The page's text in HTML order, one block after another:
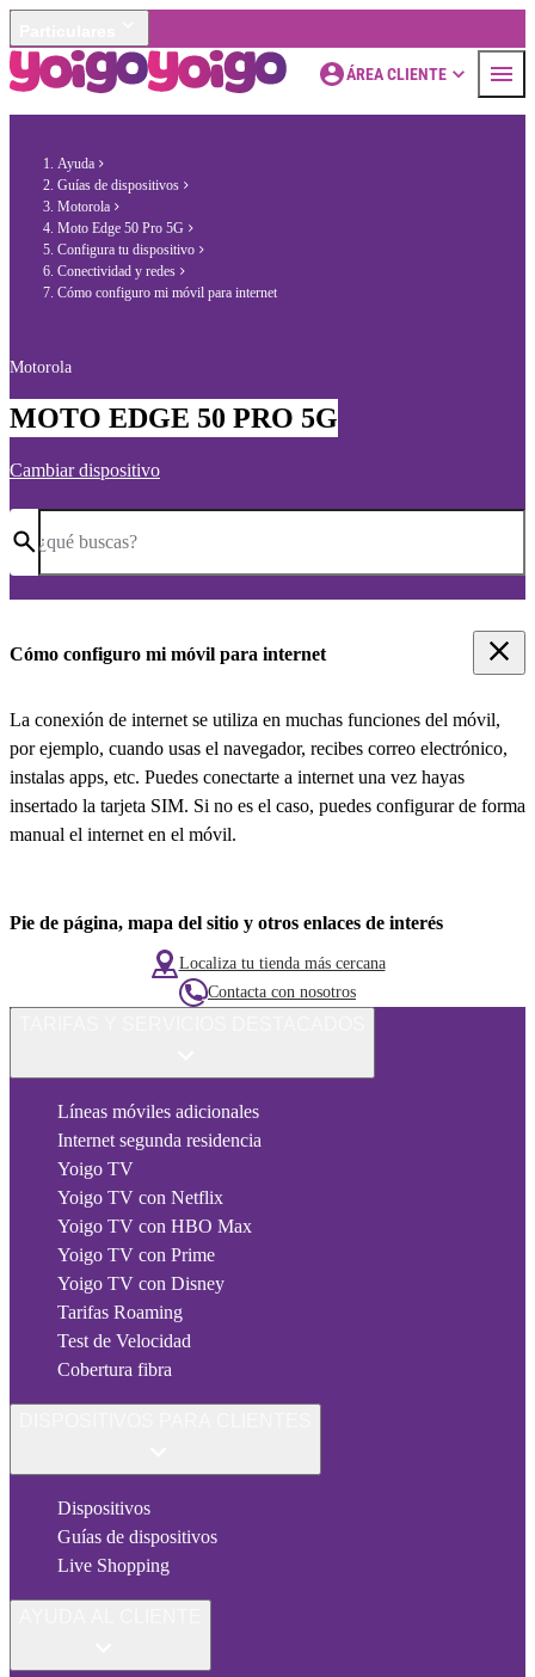
ÁREA CLIENTE
Ayuda
Guías de dispositivos
Motorola
Moto Edge 50 Pro 5G
Configura tu dispositivo
Conectividad y redes
Cómo configuro mi móvil para internet
Motorola
MOTO EDGE 50 PRO 5G
Cambiar dispositivo
¿qué buscas?
Cómo configuro mi móvil para internet
La conexión de internet se utiliza en muchas funciones del móvil,
por ejemplo, cuando usas el navegador, recibes correo electrónico,
instalas apps, etc. Puedes conectarte a internet una vez hayas
insertado la tarjeta SIM. Si no es el caso, puedes configurar de forma
manual el internet en el móvil.
Pie de página, mapa del sitio y otros enlaces de interés
Localiza tu tienda más cercana
Contacta con nosotros
Líneas móviles adicionales
Internet segunda residencia
Yoigo TV
Yoigo TV con Netflix
Yoigo TV con HBO Max
Yoigo TV con Prime
Yoigo TV con Disney
Tarifas Roaming
Test de Velocidad
Cobertura fibra
Dispositivos
Guías de dispositivos
Live Shopping